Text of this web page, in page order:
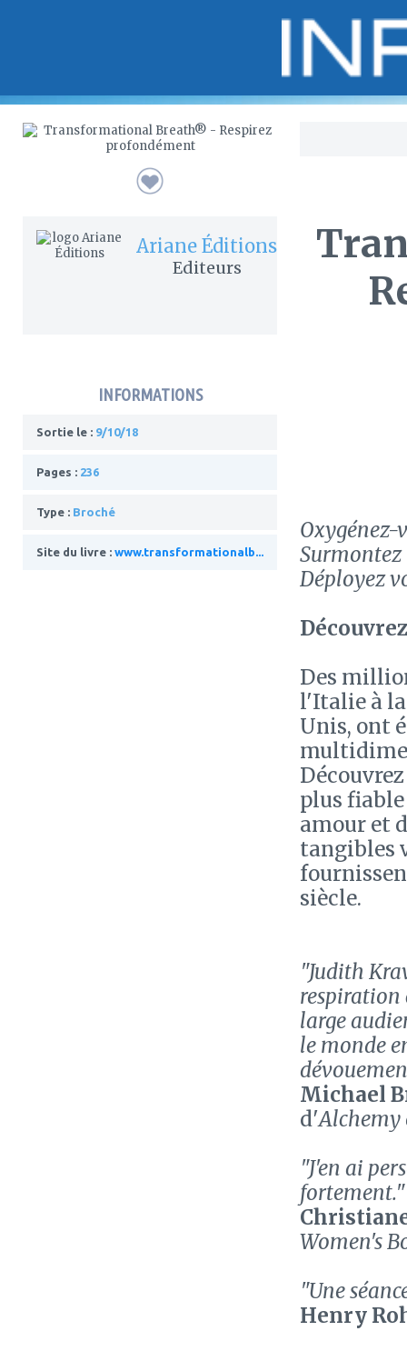
Ariane Éditions
Editeurs
INFORMATIONS
Sortie le : 9/10/18
Pages : 236
Type : Broché
Site du livre : www.transformationalb...
Surmontez
Déployez
Des
l'Italie à la
Unis, ont
plus
amour et
tangibles
siècle.
"Judith
respiration
large
le monde
Michael
d'Alchemy
"J'en ai
fortement."
Women's
"Une
Henry